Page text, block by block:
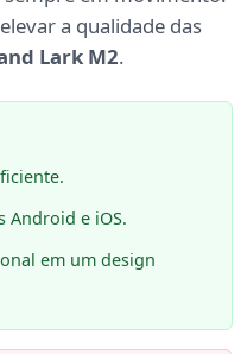
a qualidade das
Lark M2.
Android e iOS.
em um design